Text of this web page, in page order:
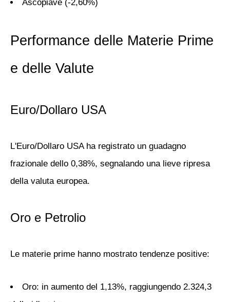
Ascopiave (-2,60%)
Performance delle Materie Prime
e delle Valute
Euro/Dollaro USA
L'Euro/Dollaro USAha registrato un guadagno
frazionale dello 0,38%, segnalando una lieve ripresa
della valuta europea.
Oro e Petrolio
Le materie prime hanno mostrato tendenze positive:
Oro: in aumento del 1,13%, raggiungendo 2.324,3